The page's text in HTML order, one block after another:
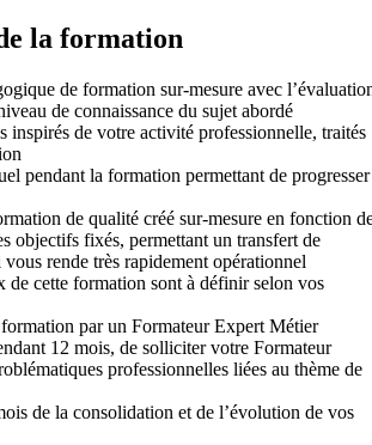
la formation
de formation sur-mesure avec
de connaissance du sujet abordé
inspirés de votre activité professionnelle, traités
pendant la formation permettant de progresser
de qualité créé sur-mesure en fonction
objectifs fixés, permettant un transfert de
rende très rapidement opérationnel
de cette formation sont à définir selon vos
par un Formateur Expert Métier
12 mois, de solliciter votre Formateur
professionnelles liées au thème de
de la consolidation et de l’évolution de vos